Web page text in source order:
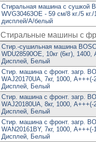
Стиральная машина с сушкой
WVG30463OE - 59 см/8 кг./5
дисплей/А/белый
Стиральные машины с
Стир.-сушильная машина
WDU28590OE, 10кг (6кг), 1400,
Дисплей, Белый
Стир. машина с фронт. загр.
WAJ20170UA, 7кг, 1000,
Дисплей, Белый
Стир. машина с фронт. загр.
WAJ20180UA, 8кг, 1000,
Дисплей, Белый
Стир. машина с фронт. загр.
WAN20161BY, 7кг, 1000,
Дисплей, Белый